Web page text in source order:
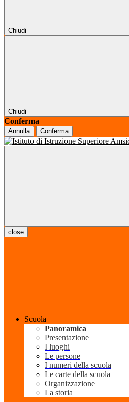
Chiudi
Chiudi
Conferma
Annulla Conferma
close
Scuola
Panoramica
Presentazione
I luoghi
Le persone
I numeri della scuola
Le carte della scuola
Organizzazione
La storia